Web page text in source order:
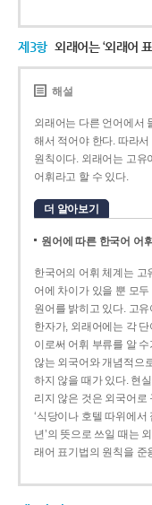
제3항 외래어는 ‘외래어
해설
외래어는 다른 언어에서
해서 적어야 한다. 따라서
원칙이다. 외래어는 고유
어휘라고 할 수 있다.
더 알아보기
원어에 따른 한국어 어
한국어의 어휘 체계는 고
어에 차이가 있을 뿐 모
원어를 밝히고 있다. 고
한자가, 외래어에는 각
이로써 어휘 부류를 알
않는 외국어와 개념적으
하지 않을 때가 있다. 현
리지 않은 것은 외국어로
‘식당이나 호텔 따위에서
년’의 뜻으로 쓰일 때는
래어 표기법의 원칙을 준